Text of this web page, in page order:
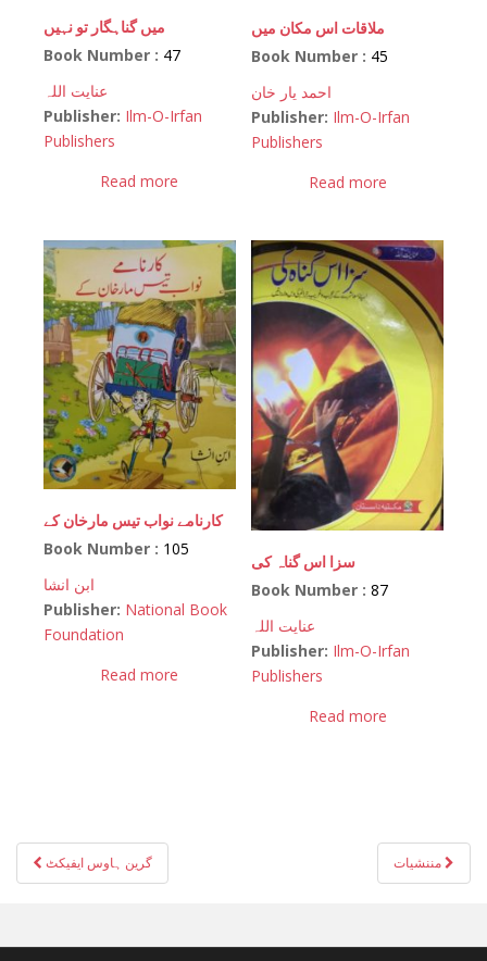
میں گناہگار تو نہیں
Book Number : 47
عنایت اللہ
Publisher: Ilm-O-Irfan
Publishers
Read more
ملاقات اس مکان میں
Book Number : 45
احمد یار خان
Publisher: Ilm-O-Irfan
Publishers
Read more
کارنامے نواب تیس مارخان کے
Book Number : 105
ابن انشا
Publisher: National Book
Foundation
Read more
سزا اس گناہ کی
Book Number :87
عنایت اللہ
Publisher: Ilm-O-Irfan
Publishers
Read more
Post
navigation
گرین ہاوس ایفیکٹ